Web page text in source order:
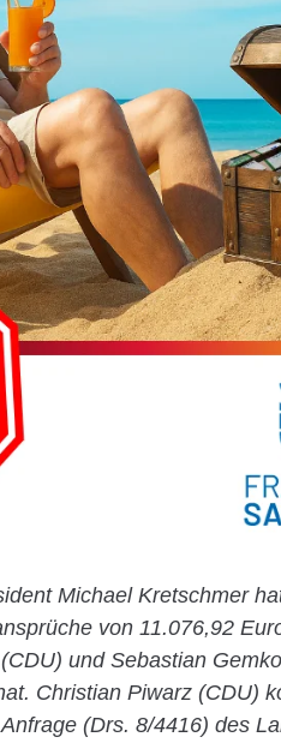
Michael Kretschmer
von 11.076,92
und Sebastian
Christian Piwarz (CDU)
(Drs. 8/4416) des